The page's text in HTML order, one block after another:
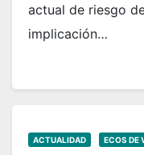
actual de riesgo
implicación…
ACTUALIDAD ECOS DE